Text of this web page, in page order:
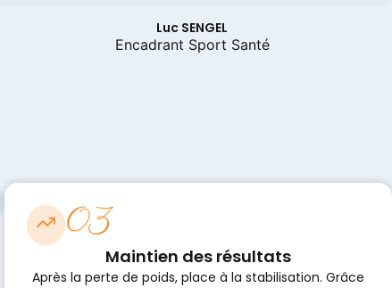
Luc SENGEL
Encadrant Sport Santé
03
Maintien des résultats
Après la perte de poids, place à la stabilisation. Grâce